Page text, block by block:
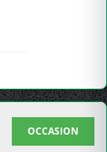
OCCASION